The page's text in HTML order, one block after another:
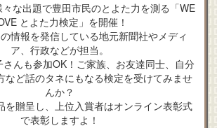
な出題で豊田市民のとよた力を測る「WE
とよた力検定」を開催！
情報を発信している地元新聞社やメディ
ア、行政などが担当。
んも参加OK！ご家族、お友達同士、自分
など話のタネにもなる検定を受けてみませ
んか？
を贈呈し、上位入賞者はオンライン表彰式
で表彰しますよ！